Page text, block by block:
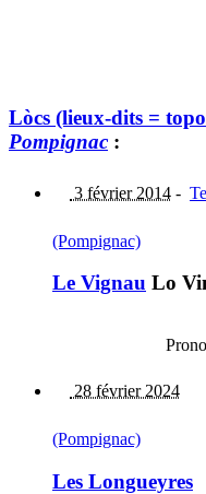
Lòcs (lieux-dits =
Pompignac :
3 février 2014 -
(Pompignac)
Le Vignau Lo
28 février 2024
(Pompignac)
Les Longueyres